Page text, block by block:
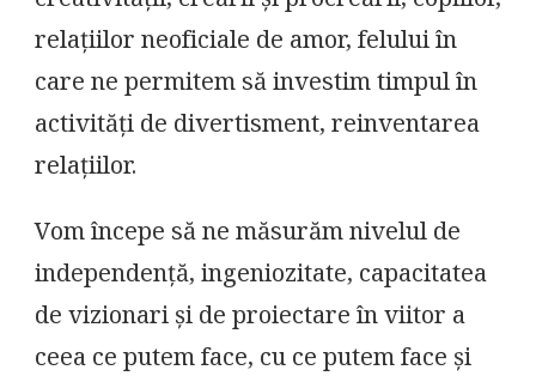
relațiilor neoficiale de amor, felului în
care ne permitem să investim timpul în
activități de divertisment, reinventarea
relațiilor.
Vom începe să ne măsurăm nivelul de
independență, ingeniozitate, capacitatea
de vizionari și de proiectare în viitor a
ceea ce putem face, cu ce putem face și